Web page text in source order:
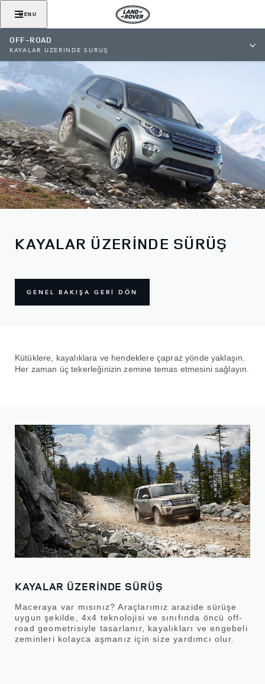
MENU
OFF-ROAD
KAYALAR ÜZERİNDE SÜRÜŞ
KAYALAR ÜZERİNDE SÜRÜŞ
GENEL BAKIŞA GERİ DÖN
Kütüklere, kayalıklara ve hendeklere çapraz yönde yaklaşın.
Her zaman üç tekerleğinizin zemine temas etmesini sağlayın.
KAYALAR ÜZERİNDE SÜRÜŞ
Maceraya var mısınız? Araçlarımız arazide sürüşe
uygun şekilde, 4x4 teknolojisi ve sınıfında öncü off-
road geometrisiyle tasarlanır, kayalıkları ve engebeli
zeminleri kolayca aşmanız için size yardımcı olur.